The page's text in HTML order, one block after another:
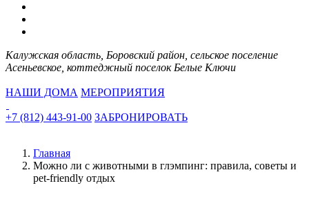
Калужская область, Боровский район, сельское поселение
Асеньевское, коттеджный поселок Белые Ключи
НАШИ ДОМА МЕРОПРИЯТИЯ
+7 (812) 443-91-00 ЗАБРОНИРОВАТЬ
Главная
Можно ли с животными в глэмпинг: правила, советы и
pet-friendly отдых